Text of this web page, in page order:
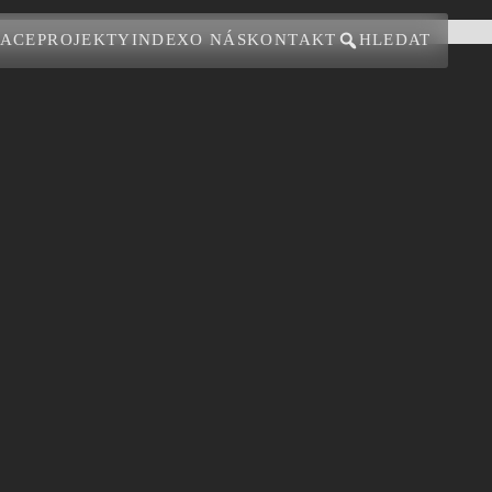
PROJEKTYINDEXO NÁSKONTAKT HLEDAT